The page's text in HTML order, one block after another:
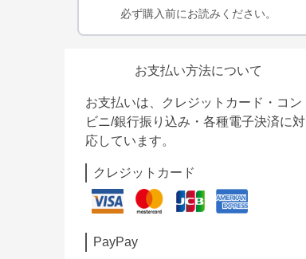
必ず購入前にお読みください。
お支払い方法について
お支払いは、クレジットカード・コン
ビニ/銀行振り込み・各種電子決済に対
応しています。
クレジットカード
PayPay